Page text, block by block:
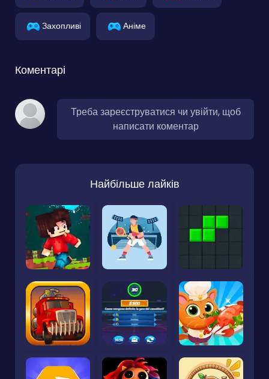
Захопливі Аніме
Коментарі
Треба зареєструватися чи увійти, щоб
написати коментар
Найбільше лайків